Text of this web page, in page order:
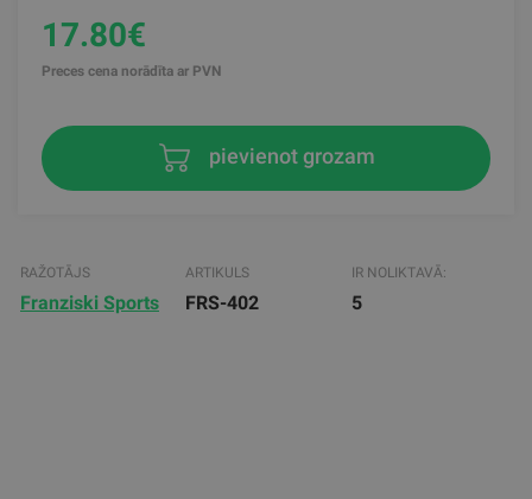
17.80€
Preces cena norādīta ar PVN
pievienot grozam
RAŽOTĀJS
Franziski Sports
ARTIKULS
FRS-402
IR NOLIKTAVĀ:
5